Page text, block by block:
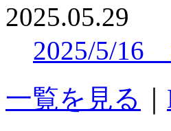
2025.05.29
2025/5/16
一覧を見る